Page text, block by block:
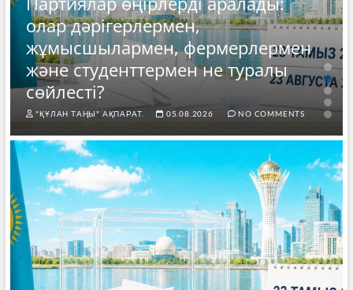
олар дәрігерлермен,
жұмысшылармен, фермерлермен
және студенттермен не туралы
сөйлесті?
"ҚҰЛАН ТАҢЫ" АҚПАРАТ. 05.08.2026 NO COMMENTS